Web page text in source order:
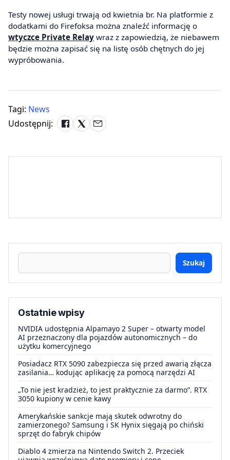
Testy nowej usługi trwają od kwietnia br. Na platformie z
dodatkami do Firefoksa można znaleźć informację o
wtyczce Private Relay wraz z zapowiedzią, że niebawem
będzie można zapisać się na listę osób chętnych do jej
wypróbowania.
Tagi: News
Udostępnij:
Szukaj
Ostatnie wpisy
NVIDIA udostępnia Alpamayo 2 Super – otwarty model
AI przeznaczony dla pojazdów autonomicznych – do
użytku komercyjnego
Posiadacz RTX 5090 zabezpiecza się przed awarią złącza
zasilania… kodując aplikację za pomocą narzędzi AI
„To nie jest kradzież, to jest praktycznie za darmo”. RTX
3050 kupiony w cenie kawy
Amerykańskie sankcje mają skutek odwrotny do
zamierzonego? Samsung i SK Hynix sięgają po chiński
sprzęt do fabryk chipów
Diablo 4 zmierza na Nintendo Switch 2. Przeciek